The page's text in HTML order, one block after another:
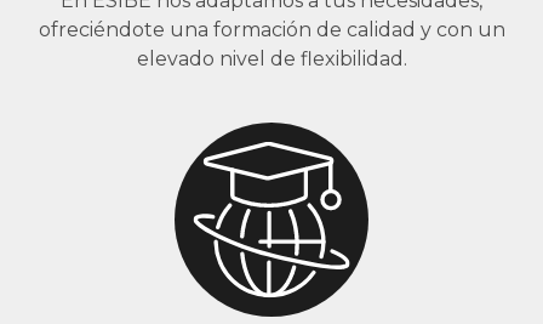
ofreciéndote una formación de calidad y con un
elevado nivel de flexibilidad.